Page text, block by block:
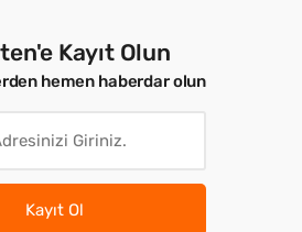
Kayıt Olun
hemen haberdar olun
Kayıt Ol